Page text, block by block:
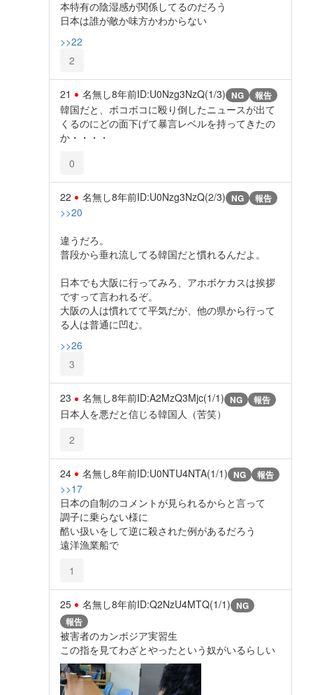
本特有の陰湿感が関係してるのだろう
日本は誰が敵か味方かわからない
>>22
2
21 名無し8年前ID:U0Nzg3NzQ(1/3) NG 報告
韓国だと、ボコボコに殴り倒したニュースが出て
くるのにどの面下げて暴言レベルを持ってきたの
か・・・・
0
22 名無し8年前ID:U0Nzg3NzQ(2/3) NG 報告
>>20
違うだろ。
普段から垂れ流してる韓国だと慣れるんだよ。
日本でも大阪に行ってみろ、アホボケカスは挨拶
ですって言われるぞ。
大阪の人は慣れてて平気だが、他の県から行って
る人は普通に凹む。
>>26
3
23 名無し8年前ID:A2MzQ3Mjc(1/1) NG 報告
日本人を悪だと信じる韓国人（苦笑）
2
24 名無し8年前ID:U0NTU4NTA(1/1) NG 報告
>>17
日本の自制のコメントが見られるからと言って
調子に乗らない様に
酷い扱いをして逆に殺された例があるだろう
遠洋漁業船で
1
25 名無し8年前ID:Q2NzU4MTQ(1/1) NG
報告
被害者のカンボジア実習生
この指を見てわざとやったという奴がいるらしい